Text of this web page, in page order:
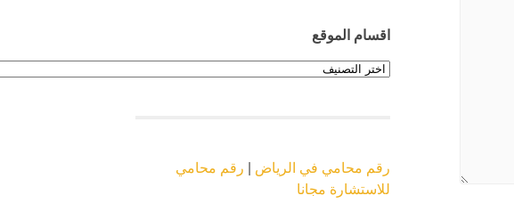
اقسام الموقع
اقسام
الموقع
رقم محامي في الرياض
رقم محامي
للاستشارة مجانا